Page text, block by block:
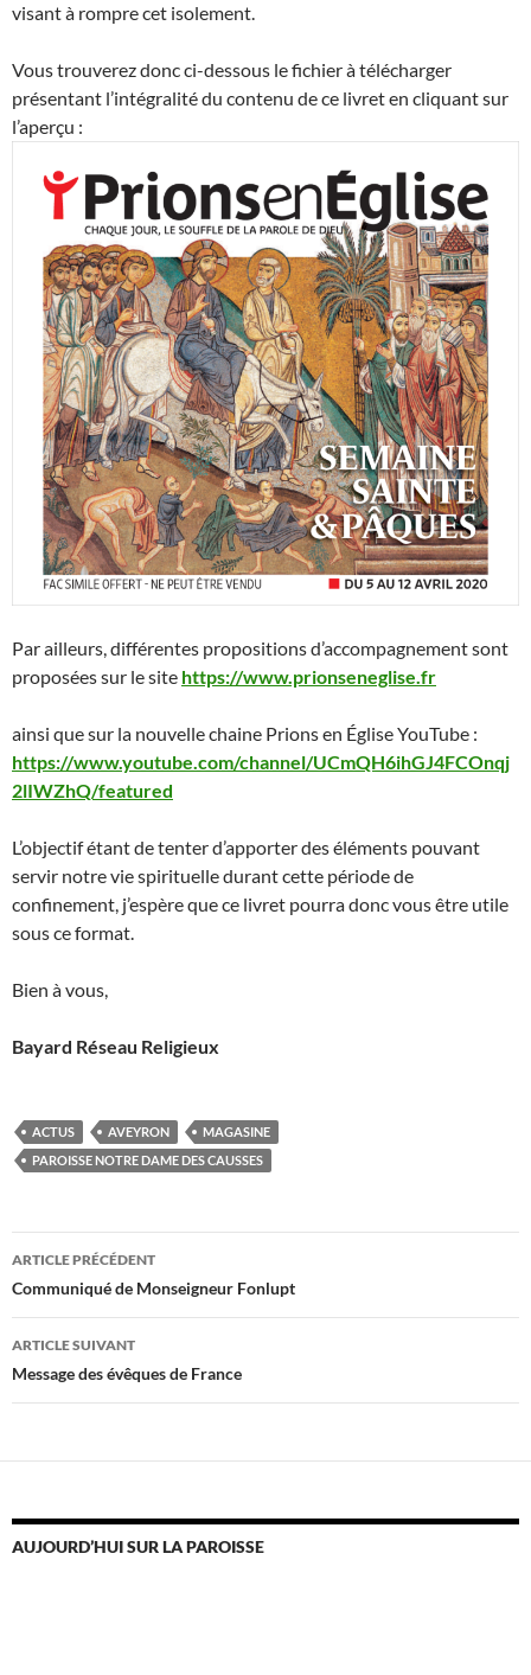
visant à rompre cet isolement.
Vous trouverez donc ci-dessous le fichier à télécharger
présentant l’intégralité du contenu de ce livret en cliquant sur
l’aperçu :
Par ailleurs, différentes propositions d’accompagnement sont
proposées sur le site https://www.prionseneglise.fr
ainsi que sur la nouvelle chaine Prions en Église YouTube :
https://www.youtube.com/channel/UCmQH6ihGJ4FCOnqj
2lIWZhQ/featured
L’objectif étant de tenter d’apporter des éléments pouvant
servir notre vie spirituelle durant cette période de
confinement, j’espère que ce livret pourra donc vous être utile
sous ce format.
Bien à vous,
Bayard Réseau Religieux
ACTUS AVEYRON
MAGASINE
PAROISSE NOTRE DAME DES CAUSSES
Navigation
des
articles
ARTICLE PRÉCÉDENT
Communiqué de Monseigneur Fonlupt
ARTICLE SUIVANT
Message des évêques de France
AUJOURD’HUI SUR LA PAROISSE